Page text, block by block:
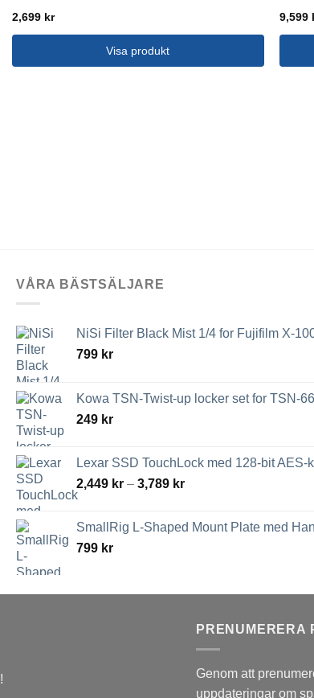
2,699 kr
Visa produkt
9,599
VÅRA BÄSTSÄLJARE
NiSi Filter Black Mist 1/4 for Fujifilm X-
799 kr
Kowa TSN-Twist-up locker set for TSN-
249 kr
Lexar SSD TouchLock med 128-bit AES-
2,449 kr – 3,789 krPrisintervall:
3,789 kr
SmallRig L-Shaped Mount Plate med
799 kr
PRENUMERERA
Genom att
uppdateringar om